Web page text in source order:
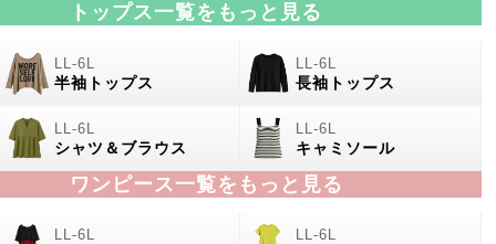
トップス一覧をもっと見る
半袖トップス 長袖トップス
シャツ＆ブラウス キャミソール
ワンピース一覧をもっと見る